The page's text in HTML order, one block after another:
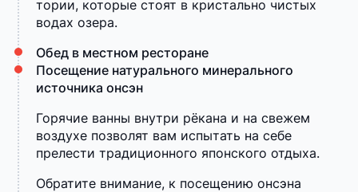
тории, которые стоят в кристально чистых
водах озера.
Обед в местном ресторане
Посещение натурального минерального
источника онсэн
Горячие ванны внутри рёкана и на свежем
воздухе позволят вам испытать на себе
прелести традиционного японского отдыха.
Обратите внимание, к посещению онсэна